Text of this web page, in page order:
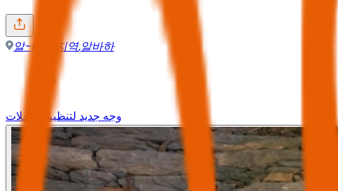
알-바하 지역,알바하
وجه جديد لتنظيم الرحلات